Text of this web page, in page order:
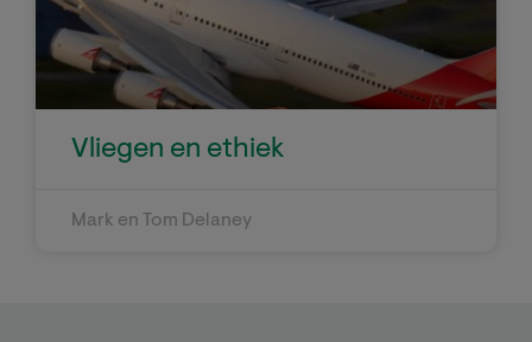
Vliegen en ethiek
Mark en Tom Delaney